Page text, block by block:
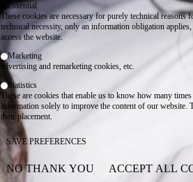
Essential
These cookies are necessary for purely technical
technical necessity, only an information obligation
access the website.
Marketing
advertising and remarketing cookies, etc.
Statistics
These are cookies that enable us to know how many
information solely to improve the content of our website.
their placement.
SAVE PREFERENCES
NO THANK YOU ACCEPT ALL
WITHDRAW CONSENT